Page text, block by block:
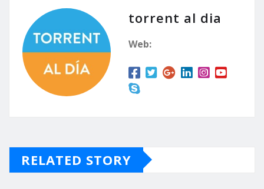
torrent al dia
Web:
RELATED STORY